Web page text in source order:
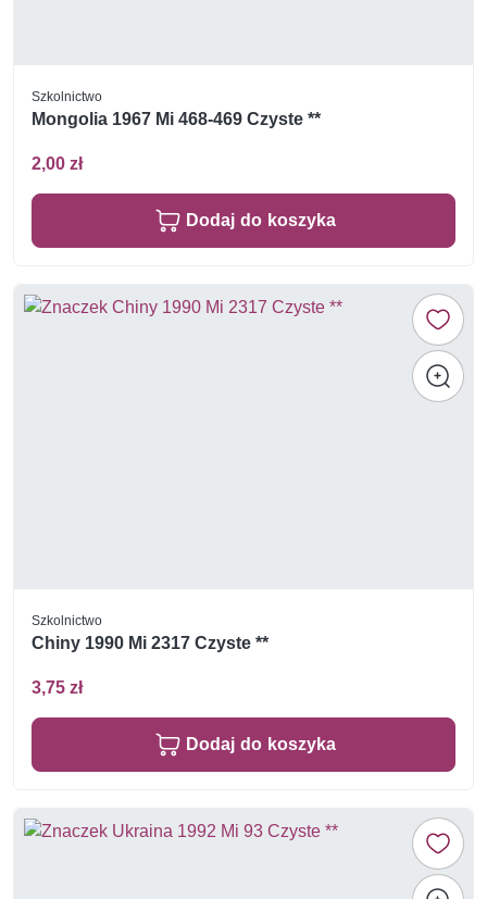
Szkolnictwo
Mongolia 1967 Mi 468-469 Czyste **
2,00 zł
Dodaj do koszyka
Szkolnictwo
Chiny 1990 Mi 2317 Czyste **
3,75 zł
Dodaj do koszyka